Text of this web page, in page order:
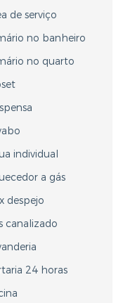
de serviço
no banheiro
no quarto
individual
a gás
despejo
canalizado
24 horas